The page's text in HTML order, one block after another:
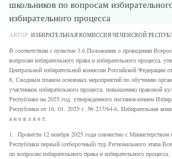
школьников по вопросам
избирательного процесса
АВТОР: ИЗБИРАТЕЛЬНАЯ КОМИССИЯ ЧЕЧЕНСКОЙ
В соответствии с пунктом 3.6 Положения о проведении
вопросам избирательного права и избирательного процесса,
Центральной избирательной комиссии Российской
8, Сводным планом основных мероприятий по обучению
участников избирательного процесса, повышению правовой
Республике на 2025 год, утвержденного постановлением
Республики от 16. 01. 2025 г. № 237/64-6, Избирательная
а н о в л я е т:
1. Провести 12 ноября 2025 года совместно с Министерством
Республики первый (отборочный) тур Регионального этапа
по вопросам избирательного права и избирательного процесса.